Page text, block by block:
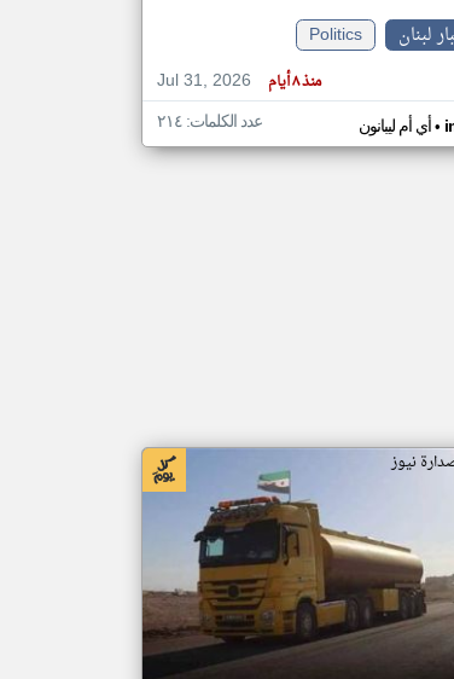
تغيير الدولة
مصادر الأخبار من لبنان
اخبار لبنان على مدار الساعة
لبنان
Politics
Jul 31, 2026
منذ ٨ أيام
أي أم ليبانون• عدد الكلمات: ٢١٤
نيوز
klyoum.com